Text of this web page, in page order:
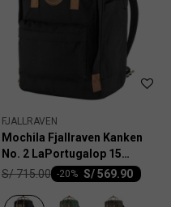
FJALLRAVEN
Mochila Fjallraven Kanken
No. 2 LaPortugalop 15
Unisex
S/569.90
-20
S/715.00